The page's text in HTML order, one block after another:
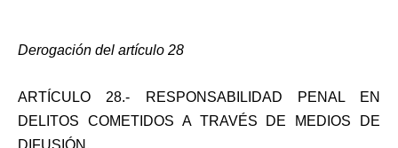
Derogación del artículo 28
ARTÍCULO 28.- RESPONSABILIDAD PENAL EN
DELITOS COMETIDOS A TRAVÉS DE MEDIOS DE